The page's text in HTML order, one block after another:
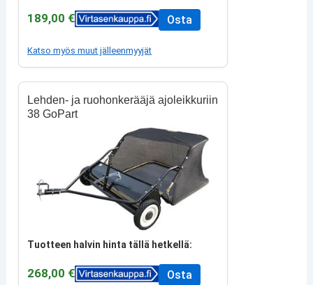
189,00 € Osta
Katso myös muut jälleenmyyjät
Lehden- ja ruohonkerääjä ajoleikkuriin
38 GoPart
Tuotteen halvin hinta tällä hetkellä:
268,00 € Osta